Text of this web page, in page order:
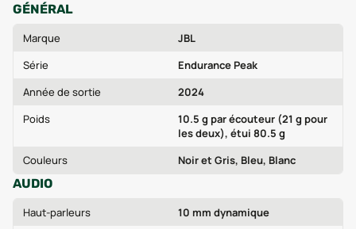
GÉNÉRAL
Marque
JBL
Série
Endurance Peak
Année de sortie
2024
Poids
10.5 g par écouteur (21 g pour
les deux), étui 80.5 g
Couleurs
Noir et Gris, Bleu, Blanc
AUDIO
Haut-parleurs
10 mm dynamique